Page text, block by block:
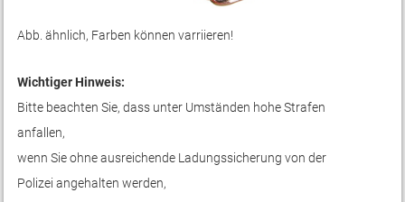
Abb. ähnlich, Farben können varriieren!
Wichtiger Hinweis:
Bitte beachten Sie, dass unter Umständen hohe Strafen
anfallen,
wenn Sie ohne ausreichende Ladungssicherung von der
Polizei angehalten werden,